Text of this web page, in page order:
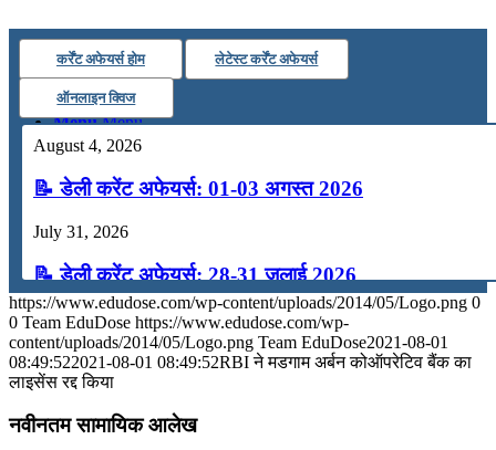
टुडेज जीके
Menu Menu
कर्रेंट अफेयर्स होम लेटेस्ट कर्रेंट अफेयर्स
ऑनलाइन क्विज
August 4, 2026
📝 डेली करेंट अफेयर्स: 01-03 अगस्त 2026
July 31, 2026
📝 डेली करेंट अफेयर्स: 28-31 जुलाई 2026
July 28, 2026
📝 डेली करेंट अफेयर्स: 25-27 जुलाई 2026
https://www.edudose.com/wp-content/uploads/2014/05/Logo.png 0
0 Team EduDose https://www.edudose.com/wp-
content/uploads/2014/05/Logo.png Team EduDose2021-08-01
08:49:522021-08-01 08:49:52RBI ने मडगाम अर्बन कोऑपरेटिव बैंक का
लाइसेंस रद्द किया
नवीनतम सामायिक आलेख